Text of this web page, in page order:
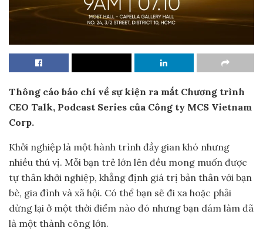
Thông cáo báo chí về sự kiện ra mắt Chương trình
CEO Talk, Podcast Series của Công ty MCS Vietnam
Corp.
Khởi nghiệp là một hành trình đầy gian khó nhưng
nhiều thú vị. Mỗi bạn trẻ lớn lên đều mong muốn được
tự thân khởi nghiệp, khẳng định giá trị bản thân với bạn
bè, gia đình và xã hội. Có thể bạn sẽ đi xa hoặc phải
dừng lại ở một thời điểm nào đó nhưng bạn dám làm đã
là một thành công lớn.